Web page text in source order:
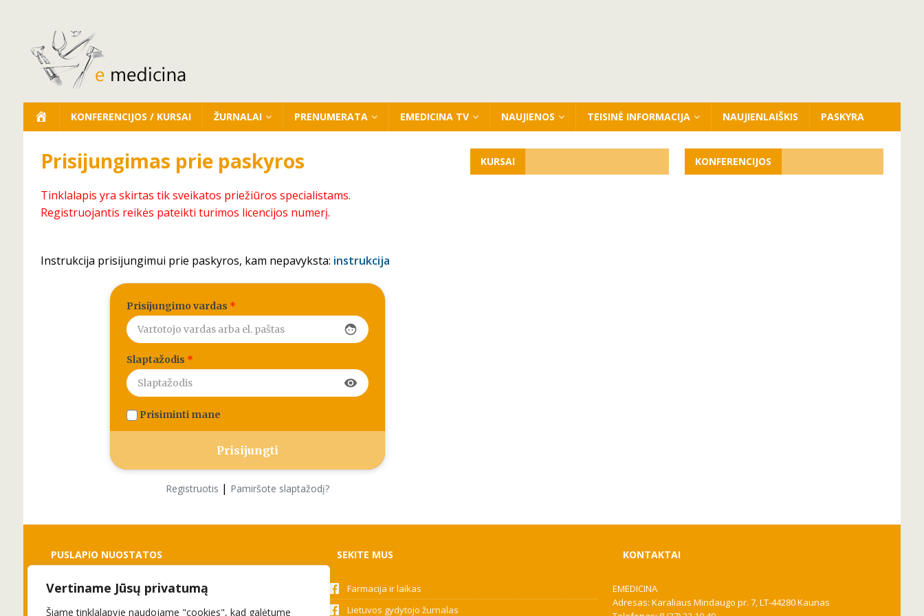
Vertiname Jūsų privatumą
Šiame tinklalapyje naudojame "cookies", kad galėtume
KONFERENCIJOS / KURSAI ŽURNALAI PRENUMERATA EMEDICINA TV NAUJIENOS TEISINĖ INFORMACIJA NAUJIENLAIŠKIS PASKYRA
Prisijungimas prie paskyros
Tinklalapis yra skirtas tik sveikatos priežiūros specialistams.
Registruojantis reikės pateikti turimos licencijos numerį.
Instrukcija prisijungimui prie paskyros, kam nepavyksta: instrukcija
Prisijungimo vardas *
face
Slaptažodis *
visibility
Prisiminti mane
Registruotis | Pamiršote slaptažodį?
KURSAI KONFERENCIJOS
PUSLAPIO NUOSTATOS
Slapukai
Privatumo politika
SEKITE MUS
Farmacija ir laikas
Lietuvos gydytojo žurnalas
KONTAKTAI
EMEDICINA
Adresas: Karaliaus Mindaugo pr. 7, LT-44280 Kaunas